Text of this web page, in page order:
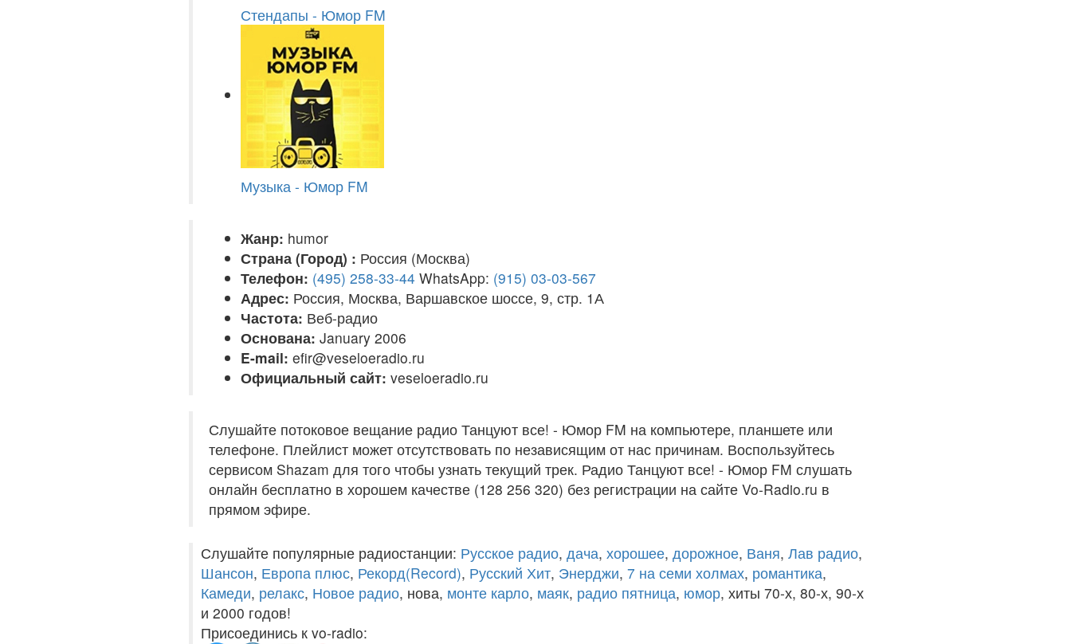
Стендапы - Юмор FM
Музыка - Юмор FM
Жанр: humor
Страна (Город) : Россия (Москва)
Телефон: (495) 258-33-44 WhatsApp: (915) 03-03-567
Адрес: Россия, Москва, Варшавское шоссе, 9, стр. 1А
Частота: Веб-радио
Основана: January 2006
E-mail: efir@veseloeradio.ru
Официальный сайт: veseloeradio.ru
Слушайте потоковое вещание радио Танцуют все! - Юмор FM на компьютере, планшете или
телефоне. Плейлист может отсутствовать по независящим от нас причинам. Воспользуйтесь
сервисом Shazam для того чтобы узнать текущий трек. Радио Танцуют все! - Юмор FM слушать
онлайн бесплатно в хорошем качестве (128 256 320) без регистрации на сайте Vo-Radio.ru в
прямом эфире.
Слушайте популярные радиостанции: Русское радио, дача, хорошее, дорожное, Ваня, Лав радио,
Шансон, Европа плюс, Рекорд(Record), Русский Хит, Энерджи, 7 на семи холмах, романтика,
Камеди, релакс, Новое радио, нова, монте карло, маяк, радио пятница, юмор, хиты 70-х, 80-х, 90-х
и 2000 годов!
Присоединись к vo-radio: